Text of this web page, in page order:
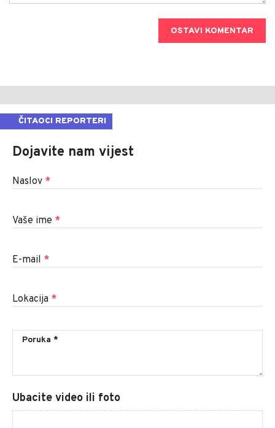
OSTAVI KOMENTAR
ČITAOCI REPORTERI
Dojavite nam vijest
Naslov *
Vaše ime *
E-mail *
Lokacija *
Ubacite video ili foto